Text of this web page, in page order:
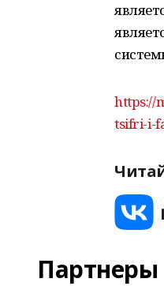
https://
tsifri-i-
Партнеры